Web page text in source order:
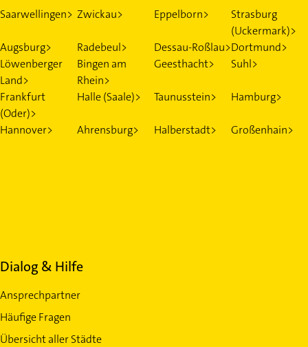
Saarwellingen> Zwickau> Eppelborn>
Strasburg
(Uckermark)>
Augsburg>
Radebeul> Dessau-Roßlau>Dortmund>
Löwenberger
Land>
Bingen am
Rhein>
Geesthacht> Suhl>
Frankfurt
(Oder)>
Halle (Saale)> Taunusstein> Hamburg>
Hannover> Ahrensburg> Halberstadt> Großenhain>
Dialog & Hilfe
Ansprechpartner
Häufige Fragen
Übersicht aller Städte